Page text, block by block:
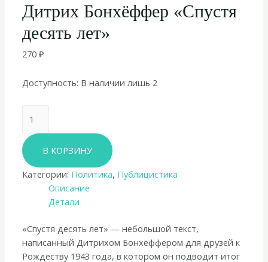
Дитрих Бонхёффер «Спустя
десять лет»
270₽
Доступность: В наличии лишь 2
товара
Дитрих
Бонхёффер
«Спустя
десять
В КОРЗИНУ
Категории: Политика, Публицистика
Описание
Детали
«Спустя десять лет» — небольшой текст,
написанный Дитрихом Бонхёффером для друзей к
Рождеству 1943 года, в котором он подводит итог